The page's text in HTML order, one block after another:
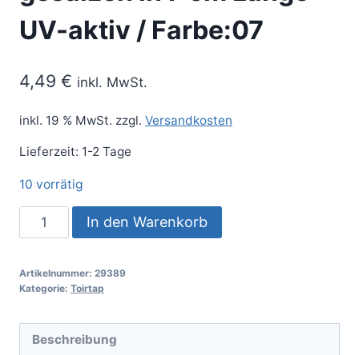
UV-aktiv / Farbe:07
4,49 € inkl. MwSt.
inkl. 19 % MwSt. zzgl. Versandkosten
Lieferzeit: 1-2 Tage
10 vorrätig
In den Warenkorb
Artikelnummer: 29389
Kategorie: Toirtap
Beschreibung